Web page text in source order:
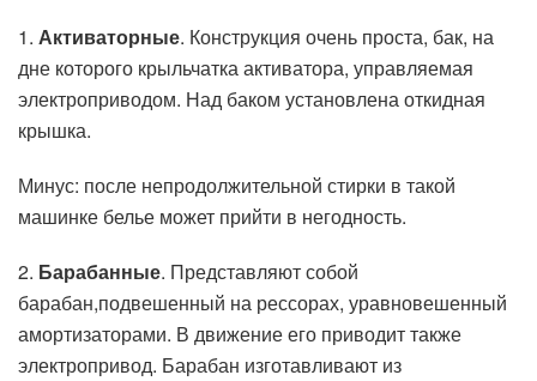
1. Активаторные. Конструкция очень проста, бак, на
дне которого крыльчатка активатора, управляемая
электроприводом. Над баком установлена откидная
крышка.
Минус: после непродолжительной стирки в такой
машинке белье может прийти в негодность.
2. Барабанные. Представляют собой
барабан,подвешенный на рессорах, уравновешенный
амортизаторами. В движение его приводит также
электропривод. Барабан изготавливают из